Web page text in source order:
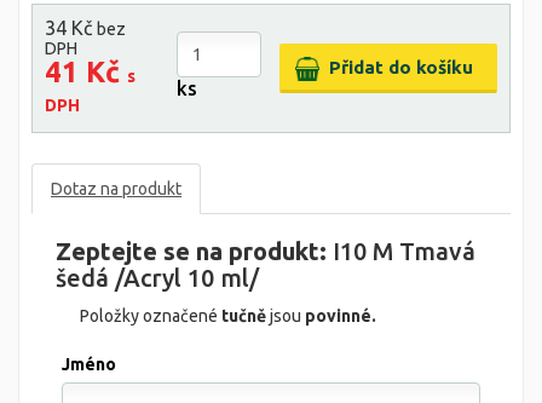
34 Kč bez
DPH
41 Kč s
DPH
ks
Dotaz na produkt
Zeptejte se na produkt: I10 M Tmavá
šedá /Acryl 10 ml/
Položky označené tučnějsou povinné.
Jméno